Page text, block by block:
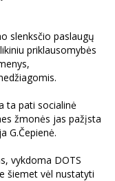
slenksčio paslaugų
priklausomybės
ta pati socialinė
žmonės jas pažįsta
G.Čepienė.
vykdoma DOTS
šiemet vėl nustatyti